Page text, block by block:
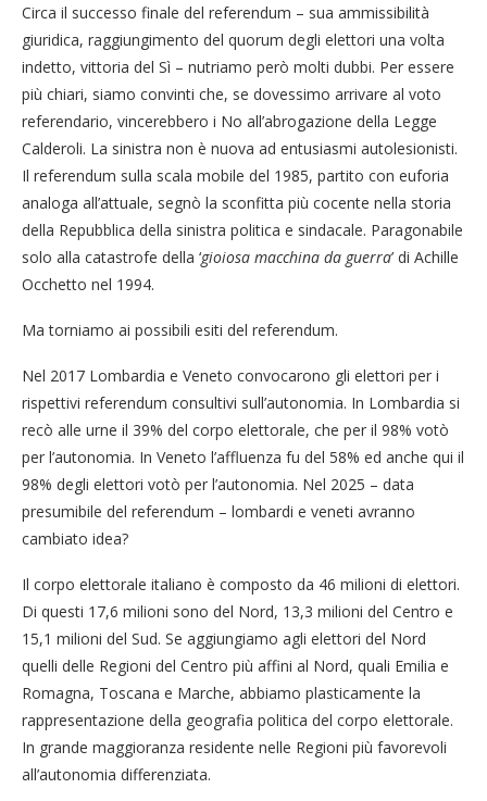
Circa il successo finale del referendum – sua ammissibilità
giuridica, raggiungimento del quorum degli elettori una volta
indetto, vittoria del Sì – nutriamo però molti dubbi. Per essere
più chiari, siamo convinti che, se dovessimo arrivare al voto
referendario, vincerebbero i No all’abrogazione della Legge
Calderoli. La sinistra non è nuova ad entusiasmi autolesionisti.
Il referendum sulla scala mobile del 1985, partito con euforia
analoga all’attuale, segnò la sconfitta più cocente nella storia
della Repubblica della sinistra politica e sindacale. Paragonabile
solo alla catastrofe della ‘gioiosa macchina da guerra’ di Achille
Occhetto nel 1994.
Ma torniamo ai possibili esiti del referendum.
Nel 2017 Lombardia e Veneto convocarono gli elettori per i
rispettivi referendum consultivi sull’autonomia. In Lombardia si
recò alle urne il 39% del corpo elettorale, che per il 98% votò
per l’autonomia. In Veneto l’affluenza fu del 58% ed anche qui il
98% degli elettori votò per l’autonomia. Nel 2025 – data
presumibile del referendum – lombardi e veneti avranno
cambiato idea?
Il corpo elettorale italiano è composto da 46 milioni di elettori.
Di questi 17,6 milioni sono del Nord, 13,3 milioni del Centro e
15,1 milioni del Sud. Se aggiungiamo agli elettori del Nord
quelli delle Regioni del Centro più affini al Nord, quali Emilia e
Romagna, Toscana e Marche, abbiamo plasticamente la
rappresentazione della geografia politica del corpo elettorale.
In grande maggioranza residente nelle Regioni più favorevoli
all’autonomia differenziata.